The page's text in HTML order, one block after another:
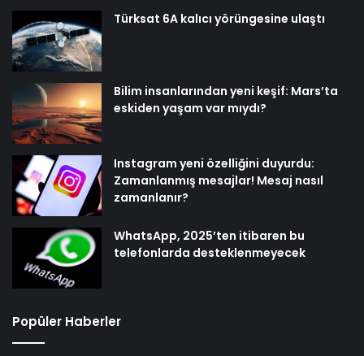
Türksat 6A kalıcı yörüngesine ulaştı
Bilim insanlarından yeni keşif: Mars’ta
eskiden yaşam var mıydı?
Instagram yeni özelliğini duyurdu:
Zamanlanmış mesajlar! Mesaj nasıl
zamanlanır?
WhatsApp, 2025’ten itibaren bu
telefonlarda desteklenmeyecek
Popüler Haberler